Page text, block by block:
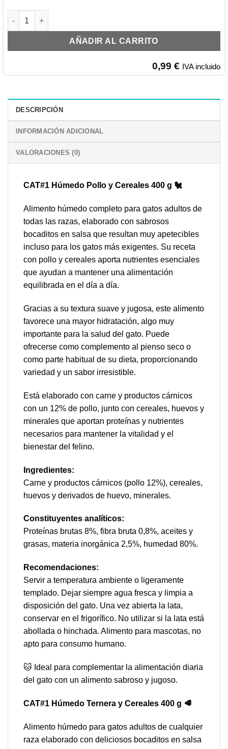
CAT#1 HÚMEDO POLLO, BUEY Y ATÚN 400GR cantidad
AÑADIR AL CARRITO
0,99 € IVA incluido
DESCRIPCIÓN
INFORMACIÓN ADICIONAL
VALORACIONES (0)
CAT#1 Húmedo Pollo y Cereales 400 g 🐔
Alimento húmedo completo para gatos adultos de
todas las razas, elaborado con sabrosos
bocaditos en salsa que resultan muy apetecibles
incluso para los gatos más exigentes. Su receta
con pollo y cereales aporta nutrientes esenciales
que ayudan a mantener una alimentación
equilibrada en el día a día.
Gracias a su textura suave y jugosa, este alimento
favorece una mayor hidratación, algo muy
importante para la salud del gato. Puede
ofrecerse como complemento al pienso seco o
como parte habitual de su dieta, proporcionando
variedad y un sabor irresistible.
Está elaborado con carne y productos cárnicos
con un 12% de pollo, junto con cereales, huevos y
minerales que aportan proteínas y nutrientes
necesarios para mantener la vitalidad y el
bienestar del felino.
Ingredientes:
Carne y productos cárnicos (pollo 12%), cereales,
huevos y derivados de huevo, minerales.
Constituyentes analíticos:
Proteínas brutas 8%, fibra bruta 0,8%, aceites y
grasas, materia inorgánica 2,5%, humedad 80%.
Recomendaciones:
Servir a temperatura ambiente o ligeramente
templado. Dejar siempre agua fresca y limpia a
disposición del gato. Una vez abierta la lata,
conservar en el frigorífico. No utilizar si la lata está
abollada o hinchada. Alimento para mascotas, no
apto para consumo humano.
🐱 Ideal para complementar la alimentación diaria
del gato con un alimento sabroso y jugoso.
CAT#1 Húmedo Ternera y Cereales 400 g 🥩
Alimento húmedo para gatos adultos de cualquier
raza elaborado con deliciosos bocaditos en salsa